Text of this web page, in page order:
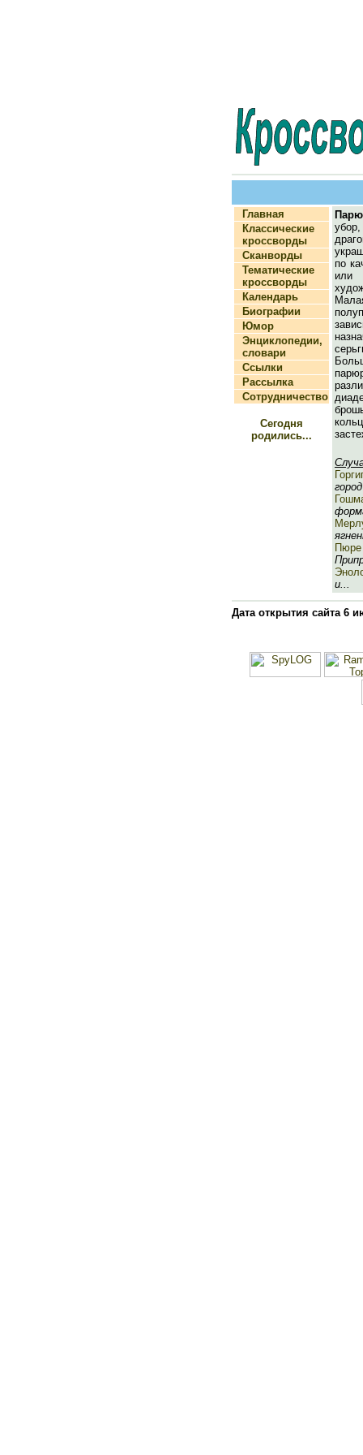
Главная
Классические
кроссворды
Сканворды
Тематические
кроссворды
Календарь
Биографии
Юмор
Энциклопедии,
словари
Ссылки
Рассылка
Сотрудничество
Сегодня
родились...
по
Пюре
и...
Дата открытия сайта 6